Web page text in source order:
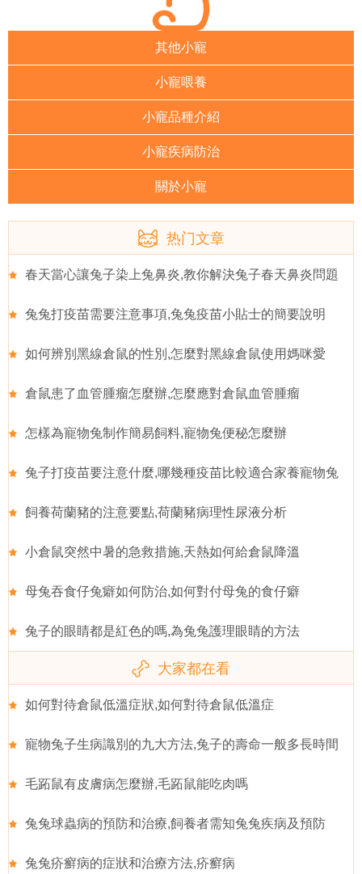
其他小寵
小寵喂養
小寵品種介紹
小寵疾病防治
關於小寵
热门文章
春天當心讓兔子染上兔鼻炎,教你解決兔子春天鼻炎問題
兔兔打疫苗需要注意事項,兔兔疫苗小貼士的簡要說明
如何辨別黑線倉鼠的性別,怎麼對黑線倉鼠使用媽咪愛
倉鼠患了血管腫瘤怎麼辦,怎麼應對倉鼠血管腫瘤
怎樣為寵物兔制作簡易飼料,寵物兔便秘怎麼辦
兔子打疫苗要注意什麼,哪幾種疫苗比較適合家養寵物兔
飼養荷蘭豬的注意要點,荷蘭豬病理性尿液分析
小倉鼠突然中暑的急救措施,天熱如何給倉鼠降溫
母兔吞食仔兔癖如何防治,如何對付母兔的食仔癖
兔子的眼睛都是紅色的嗎,為兔兔護理眼睛的方法
大家都在看
如何對待倉鼠低溫症狀,如何對待倉鼠低溫症
寵物兔子生病識別的九大方法,兔子的壽命一般多長時間
毛跖鼠有皮膚病怎麼辦,毛跖鼠能吃肉嗎
兔兔球蟲病的預防和治療,飼養者需知兔兔疾病及預防
兔兔疥癬病的症狀和治療方法,疥癬病